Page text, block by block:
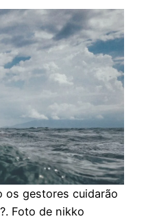
os gestores cuidarão
Foto de nikko